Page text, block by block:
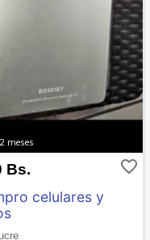
meses
Bs. favorite_border
celulares y